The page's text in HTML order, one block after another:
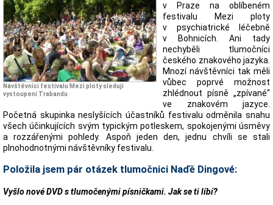
Návštěvníci festivalu Mezi ploty sledují
vystoupení Trabandu
v Praze na oblíbeném
festivalu Mezi ploty
v psychiatrické léčebně
v Bohnicích. Ani tady
nechyběli tlumočníci
českého znakového jazyka.
Mnozí návštěvníci tak měli
vůbec poprvé možnost
zhlédnout písně „zpívané“
ve znakovém jazyce.
Početná skupinka neslyšících účastníků festivalu odměnila snahu
všech účinkujících svým typickým potleskem, spokojenými úsměvy
a rozzářenými pohledy. Aspoň jeden den, jednu chvíli se stali
plnohodnotnými návštěvníky festivalu.
Položila jsem pár otázek tlumočnici Naďě Dingové:
Vyšlo nové DVD s tlumočenými písničkami. Jak se ti líbí?